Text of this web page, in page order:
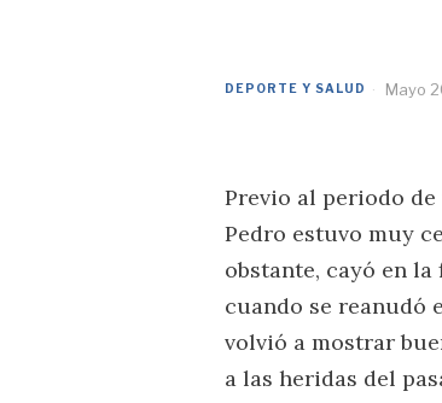
DEPORTE Y SALUD Mayo
Previo al periodo
Pedro estuvo muy
obstante, cayó en la
cuando se reanudó
volvió a mostrar
a las heridas del